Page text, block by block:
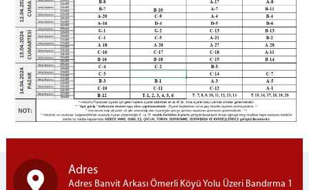
Telefon İşlemleri
Telefon Görüşme Yönetmeliği
Ziyaret İşlemleri
Ziyaret Kuralları
Ziyaret Yönetmeliği
Ziyaret Programı
Fotoğraf GalerisiAdres
Adres Banvit Arkası Ömerli Köyü Yolu Üzeri Bandırma 1